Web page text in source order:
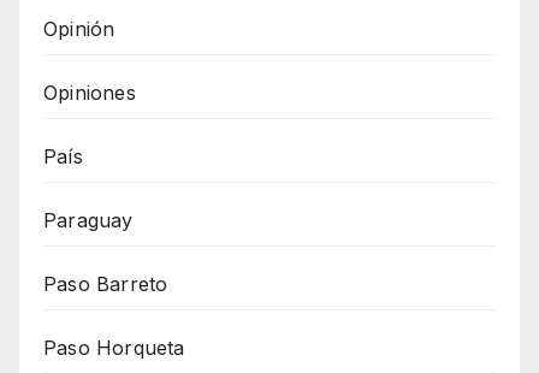
Opinión
Opiniones
País
Paraguay
Paso Barreto
Paso Horqueta